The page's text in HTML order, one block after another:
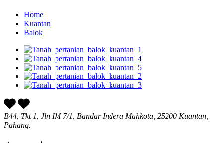
Home
Kuantan
Balok
B44, Tkt 1, Jln IM 7/1, Bandar Indera Mahkota, 25200 Kuantan,
Pahang.